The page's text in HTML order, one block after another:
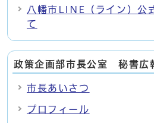
八幡市LINE（ライン）公
て
政策企画部市長公室 秘書広
市長あいさつ
プロフィール